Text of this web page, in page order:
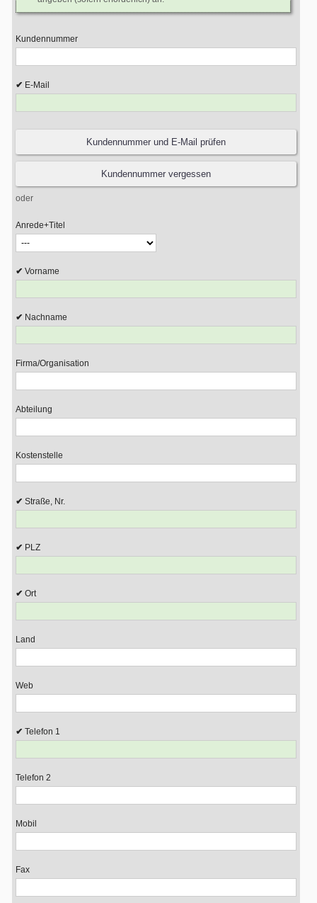
Kundennummer
E-Mail
oder
Anrede+Titel
Vorname
Nachname
Firma/Organisation
Abteilung
Kostenstelle
Straße, Nr.
PLZ
Ort
Land
Web
Telefon 1
Telefon 2
Mobil
Fax